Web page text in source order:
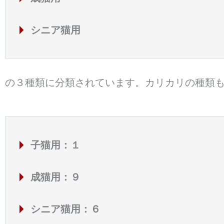
シニア猫用
の３種類に分類されています。カリカリの種類も
子猫用：１
成猫用：９
シニア猫用：６